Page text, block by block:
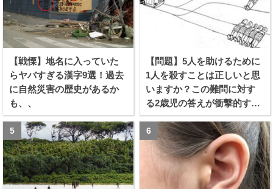
【戦慄】地名に入っていた
らヤバすぎる漢字9選！過去
に自然災害の歴史があるか
も、、
【問題】5人を助けるために
1人を殺すことは正しいと思
いますか？この難問に対す
る2歳児の答えが衝撃的すぎ
る！！